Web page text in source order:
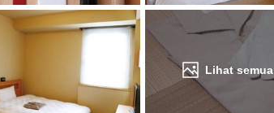
Lihat semua